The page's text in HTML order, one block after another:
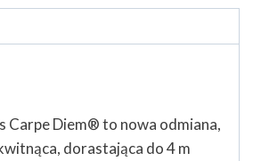
Carpe Diem® to nowa odmiana,
dorastająca do 4 m